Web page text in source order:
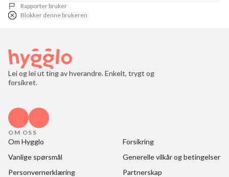
Rapporter bruker
Blokker denne brukeren
Lei og lei ut ting av hverandre. Enkelt, trygt og
forsikret.
OM OSS
Om Hygglo
Forsikring
Vanlige spørsmål
Generelle vilkår og betingelser
Personvernerklæring
Partnerskap